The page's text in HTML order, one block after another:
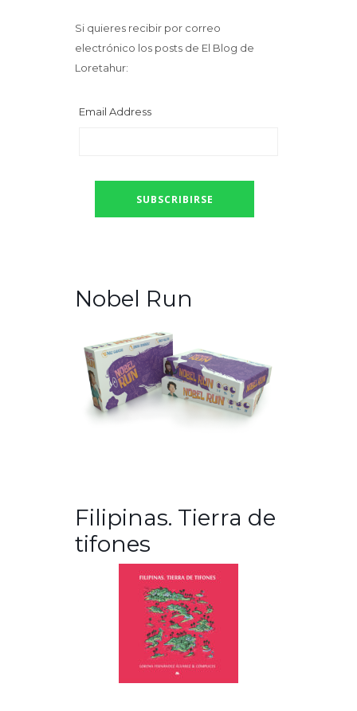
Si quieres recibir por correo
electrónico los posts de El Blog de
Loretahur:
Email Address
Nobel Run
Filipinas. Tierra de
tifones